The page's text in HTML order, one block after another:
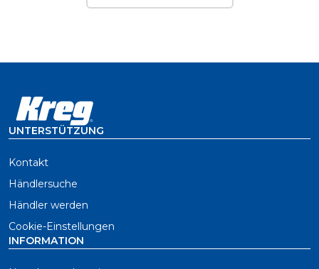
UNTERSTÜTZUNG
Kontakt
Händlersuche
Händler werden
Cookie-Einstellungen
INFORMATION